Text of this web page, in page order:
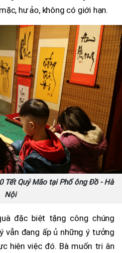
hư ảo, không có giới hạn.
Tết Quý Mão tại Phố ông Đồ - Hà
Nội
đặc biệt tặng công chúng
vẫn đang ấp ủ những ý tưởng
hiện việc đó. Bà muốn tri ân